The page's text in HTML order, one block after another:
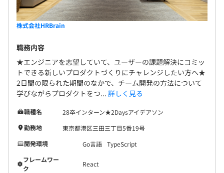
株式会社HRBrain
職務内容
★エンジニアを志望していて、ユーザーの課題解決にコミッ
トできる新しいプロダクトづくりにチャレンジしたい方へ★
2日間の限られた期間のなかで、チーム開発の方法について
学びながらプロダクトをつ... 詳しく見る
職種名
28卒インターン★2Daysアイデアソン
勤務地
東京都港区三田三丁目5番19号
開発環境
Go言語 TypeScript
フレームワー
ク
React